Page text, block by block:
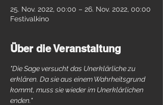
25. Nov. 2022, 00:00 – 26. Nov. 2022, 00:00
Festivalkino
Über die Veranstaltung
"Die Sage versucht das Unerklärliche zu
erklären. Da sie aus einem Wahrheitsgrund
kommt, muss sie wieder im Unerklärlichen
enden."